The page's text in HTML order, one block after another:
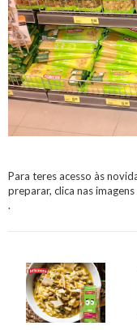
Para teres acesso às
preparar, clica nas
.